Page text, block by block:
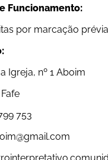
Funcionamento:
por marcação prévia
Igreja, nº 1 Aboim
753